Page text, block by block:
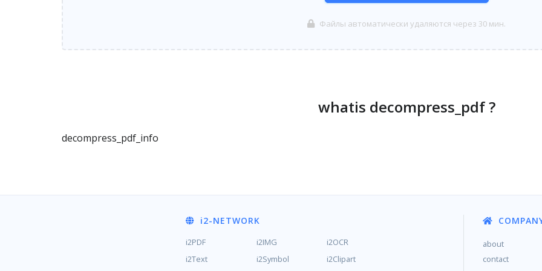
Файлы автоматически удаляются через 30 мин.
whatis decompress_pdf ?
decompress_pdf_info
i2-NETWORK
i2PDF i2IMG
i2OCR
i2Text
i2Symbol
i2Clipart
about
contact